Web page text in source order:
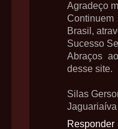
Agradeço
Continuem
Brasil,
Sucesso
Abraços
desse site.
Silas
Jaguariaíva
Responder